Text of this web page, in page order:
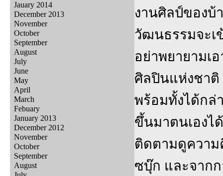
Jauary 2014
December 2013
November
October
September
August
July
June
May
April
March
Febuary
January 2013
December 2012
November
October
September
August
งานศิลป์ของบ้
วัฒนธรรมจะเ
อย่าพยายามเ
ศิลปินแห่งชาติ
พร้อมทั้งได้กล่
ขึ้นมาตนเองไ
ติดตามดูความ
ซบุ๊ก และจากก